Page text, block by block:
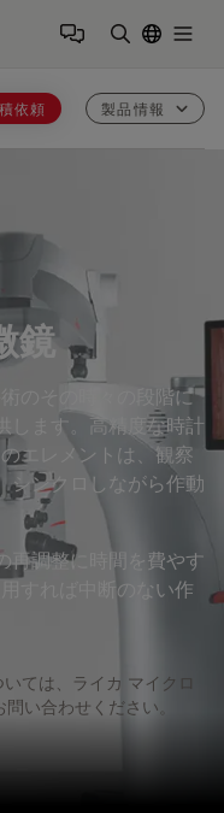
依頼 製品情報
鏡
のその時々の段階に
します。高精度な時計
エレメントは、観察
シンクロしながら作動
再調整に時間を費やす
すれば中断のない作
ては、ライカ マイクロ
い合わせください。